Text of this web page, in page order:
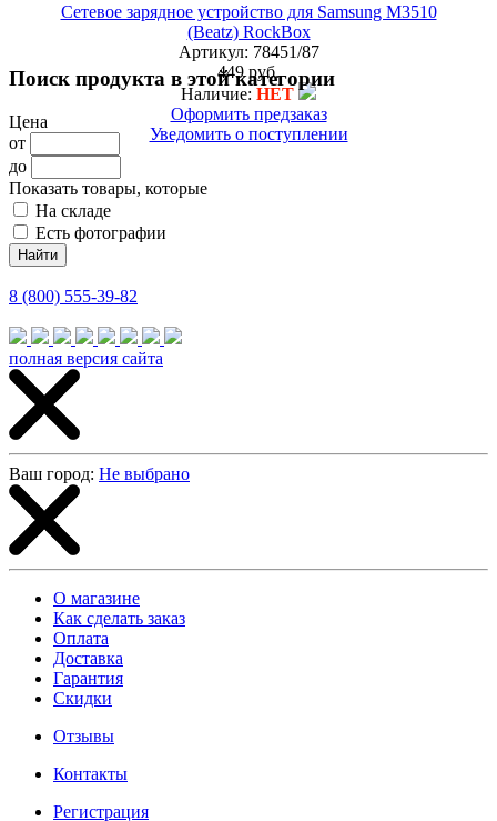
Сетевое зарядное устройство для Samsung M3510
(Beatz) RockBox
Артикул: 78451/87
449 руб.
Наличие: НЕТ
Оформить предзаказ
Уведомить о поступлении
Поиск продукта в этой категории
Цена
от
до
Показать товары, которые
На складе
Есть фотографии
8 (800) 555-39-82
полная версия сайта
Ваш город: Не выбрано
О магазине
Как сделать заказ
Оплата
Доставка
Гарантия
Скидки
Отзывы
Контакты
Регистрация